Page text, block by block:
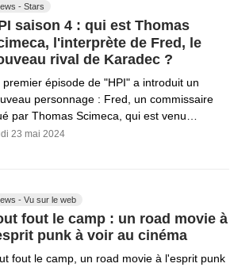
- Stars
saison 4 : qui est Thomas
l'interprète de Fred, le
rival de Karadec ?
premier épisode de "HPI" a introduit un
personnage : Fred, un commissaire
par Thomas Scimeca, qui est venu…
23 mai 2024
- Vu sur le web
fout le camp : un road movie à
punk à voir au cinéma
fout le camp, un road movie à l'esprit punk